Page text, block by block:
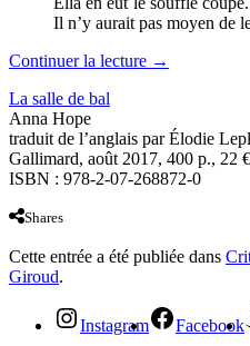
Il n’y aurait pas moyen de
Continuer la lecture →
La salle de bal
Anna Hope
traduit de l’anglais par Élodie
Gallimard, août 2017, 400 p., 22 €
ISBN : 978-2-07-268872-0
Shares
Cette entrée a été publiée dans
Giroud.
Instagram Facebook